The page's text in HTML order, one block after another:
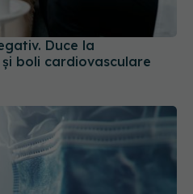
Duce la
boli cardiovasculare